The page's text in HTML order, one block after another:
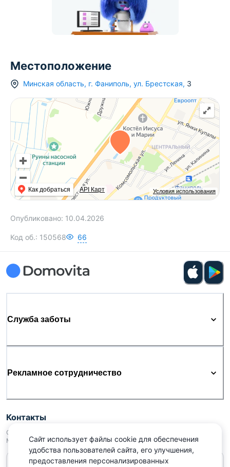
Местоположение
Минская область, г. Фаниполь, ул. Брестская, 3
Условия использования
Как добраться API Карт
Опубликовано: 10.04.2026
Код об.: 150568 66
Служба заботы
Рекламное сотрудничество
Контакты
ООО «Аниксмедиа» УНП 191299645, Юридический адрес: 220053, г.
Минск, Старовиленский тракт 87, офис 303
Справочный центр
Сайт использует файлы cookie для обеспечения
удобства пользователей сайта, его улучшения,
предоставления персонализированных